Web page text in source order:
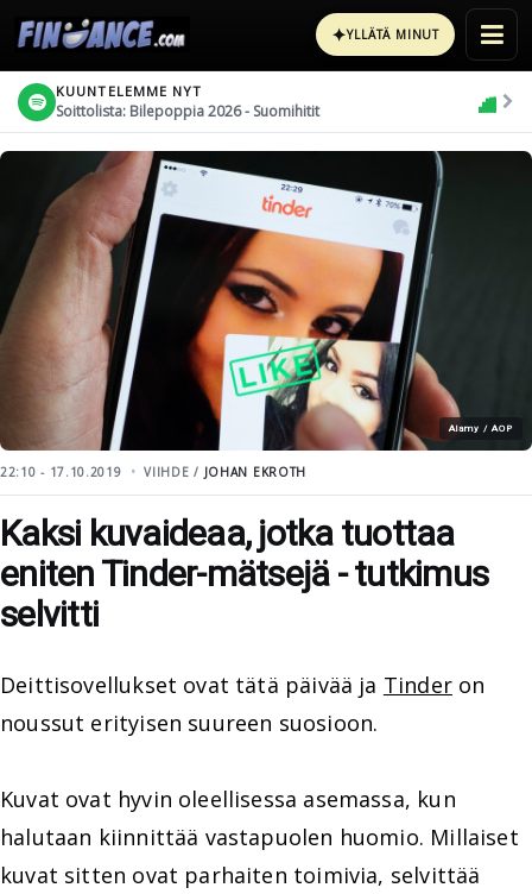
✦YLLÄTÄ MINUT
KUUNTELEMME NYT
Soittolista: Bilepoppia 2026 - Suomihitit
Alamy / AOP
22:10 - 17.10.2019 VIIHDE / JOHAN EKROTH
Kaksi kuvaideaa, jotka tuottaa
eniten Tinder-mätsejä - tutkimus
selvitti
Deittisovellukset ovat tätä päivää ja Tinderon
noussut erityisen suureen suosioon.
Kuvat ovat hyvin oleellisessa asemassa, kun
halutaan kiinnittää vastapuolen huomio. Millaiset
kuvat sitten ovat parhaiten toimivia, selvittää